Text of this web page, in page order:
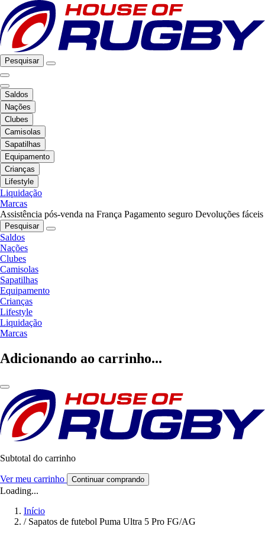
Pesquisar
Saldos
Nações
Clubes
Camisolas
Sapatilhas
Equipamento
Crianças
Lifestyle
Liquidação
Marcas
Assistência pós-venda na França Pagamento seguro Devoluções fáceis
Pesquisar
Saldos
Nações
Clubes
Camisolas
Sapatilhas
Equipamento
Crianças
Lifestyle
Liquidação
Marcas
Adicionando ao carrinho...
Subtotal do carrinho
Ver meu carrinho Continuar comprando
Loading...
Início
/ Sapatos de futebol Puma Ultra 5 Pro FG/AG